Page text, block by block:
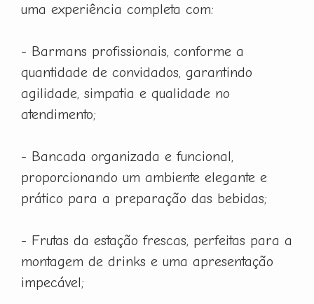
uma experiência completa com:
- Barmans profissionais, conforme a
quantidade de convidados, garantindo
agilidade, simpatia e qualidade no
atendimento;
- Bancada organizada e funcional,
proporcionando um ambiente elegante e
prático para a preparação das bebidas;
- Frutas da estação frescas, perfeitas para a
montagem de drinks e uma apresentação
impecável;